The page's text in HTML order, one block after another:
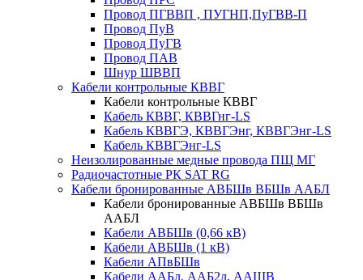
Провод ПГВВП , ПУГНП,ПуГВВ-П
Провод ПуВ
Провод ПуГВ
Провод ПАВ
Шнур ШВВП
Кабели контрольные КВВГ
Кабели контрольные КВВГ
Кабель КВВГ, КВВГнг-LS
Кабель КВВГЭ, КВВГЭнг, КВВГЭнг-LS
Кабель КВВГЭнг-LS
Неизолированные медные провода ПЩ МГ
Радиочастотные РК SAT RG
Кабели бронированные АВБШв ВБШв ААБЛ
Кабели бронированные АВБШв ВБШв
ААБЛ
Кабели АВБШв (0,66 кВ)
Кабели АВБШв (1 кВ)
Кабели АПвБШв
Кабели ААБл, ААБ2л, ААШВ